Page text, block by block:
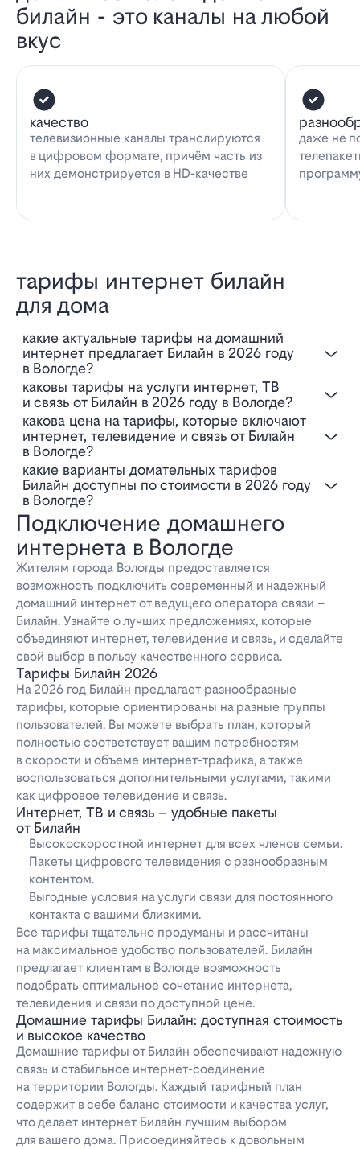
билайн - это каналы на любой
вкус
качество
телевизионные каналы транслируются
в цифровом формате, причём часть из
них демонстрируется в HD-качестве
даже не
тарифы интернет билайн
для дома
Какие актуальные тарифы на домашний
интернет предлагает Билайн в 2026 году
в Вологде?
Каковы тарифы на услуги интернет, ТВ
и связь от Билайн в 2026 году в Вологде?
Какова цена на тарифы, которые включают
интернет, телевидение и связь от Билайн
в Вологде?
Какие варианты домательных тарифов
Билайн доступны по стоимости в 2026 году
в Вологде?
Подключение домашнего
интернета в Вологде
Жителям города Вологды предоставляется
возможность подключить современный и надежный
домашний интернет от ведущего оператора связи –
Билайн. Узнайте о лучших предложениях, которые
объединяют интернет, телевидение и связь, и сделайте
свой выбор в пользу качественного сервиса.
Тарифы Билайн 2026
На 2026 год Билайн предлагает разнообразные
тарифы, которые ориентированы на разные группы
пользователей. Вы можете выбрать план, который
полностью соответствует вашим потребностям
в скорости и объеме интернет-трафика, а также
воспользоваться дополнительными услугами, такими
как цифровое телевидение и связь.
Интернет, ТВ и связь – удобные пакеты
от Билайн
Высокоскоростной интернет для всех членов семьи.
Пакеты цифрового телевидения с разнообразным
контентом.
Выгодные условия на услуги связи для постоянного
контакта с вашими близкими.
Все тарифы тщательно продуманы и рассчитаны
на максимальное удобство пользователей. Билайн
предлагает клиентам в Вологде возможность
подобрать оптимальное сочетание интернета,
телевидения и связи по доступной цене.
Домашние тарифы Билайн: доступная стоимость
и высокое качество
Домашние тарифы от Билайн обеспечивают надежную
связь и стабильное интернет-соединение
на территории Вологды. Каждый тарифный план
содержит в себе баланс стоимости и качества услуг,
что делает интернет Билайн лучшим выбором
для вашего дома. Присоединяйтесь к довольным